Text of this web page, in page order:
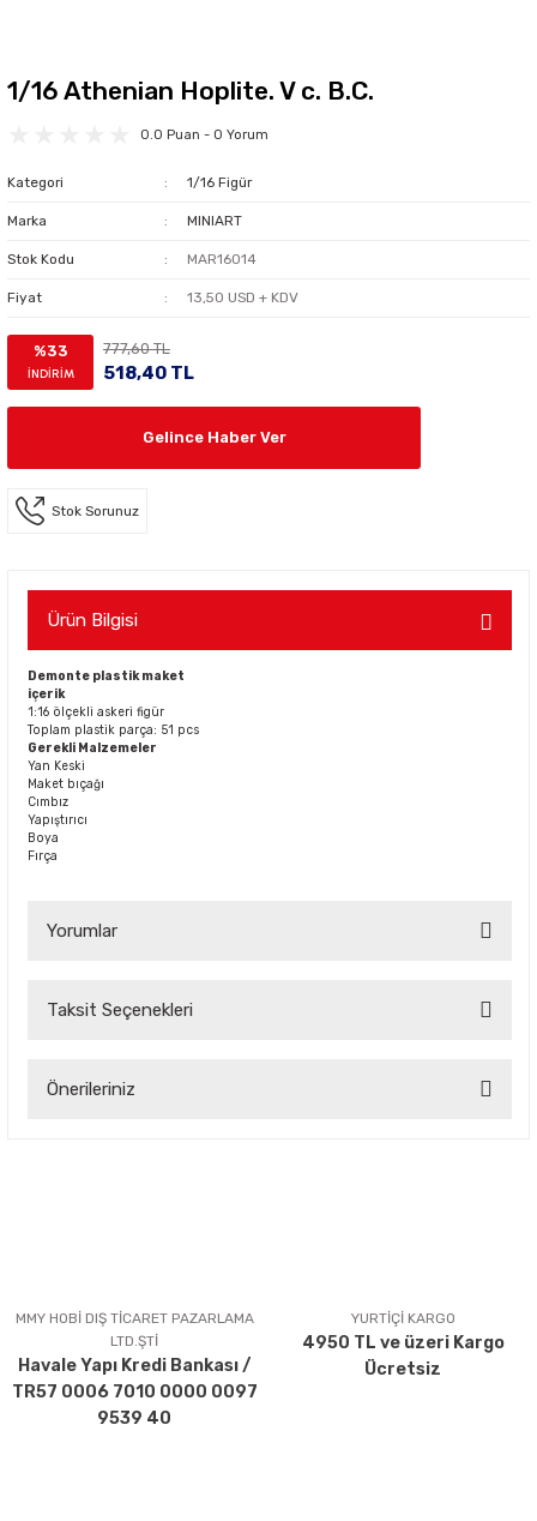
1/16 Athenian Hoplite. V c. B.C.
0.0 Puan - 0 Yorum
Kategori 1/16 Figür
Marka MINIART
Stok Kodu MAR16014
Fiyat 13,50 USD + KDV
%33
İNDİRİM
777,60 TL
518,40 TL
Gelince Haber Ver
Stok Sorunuz
Ürün Bilgisi
Demonte plastik maket
içerik
1:16 ölçekli askeri figür
Toplam plastik parça: 51 pcs
Gerekli Malzemeler
Yan Keski
Maket bıçağı
Cımbız
Yapıştırıcı
Boya
Fırça
Yorumlar
Taksit Seçenekleri
Önerileriniz
Ürün açıklamasında eksik bilgiler bulunuyor.
Ürün bilgilerinde hatalar bulunuyor.
Ürün fiyatı diğer sitelerden daha pahalı.
Bu ürüne benzer farklı alternatifler olmalı.
MMY HOBİ DIŞ TİCARET PAZARLAMA
LTD.ŞTİ
Havale Yapı Kredi Bankası /
TR57 0006 7010 0000 0097
9539 40
YURTİÇİ KARGO
4950 TL ve üzeri Kargo
Ücretsiz